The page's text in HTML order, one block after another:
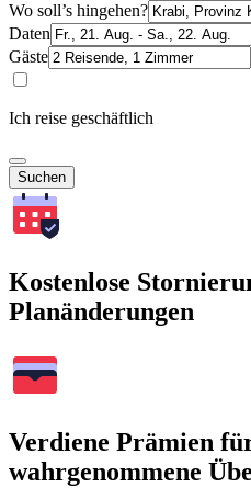
Wo soll’s hingehen?
Daten
Gäste
Ich reise geschäftlich
Suchen
Kostenlose
Planänderungen
Verdiene Prämien
wahrgenommene